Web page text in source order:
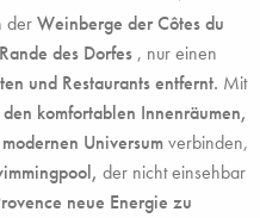
derWeinberge der Côtes du
des Dorfes , nur einen
und Restaurants entfernt. Mit
komfortablen Innenräumen,
Universumverbinden,
der nicht einsehbar
neue Energie zu